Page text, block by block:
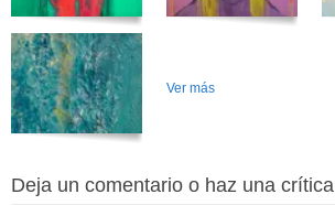
Ver más
Deja un comentario o haz una crítica